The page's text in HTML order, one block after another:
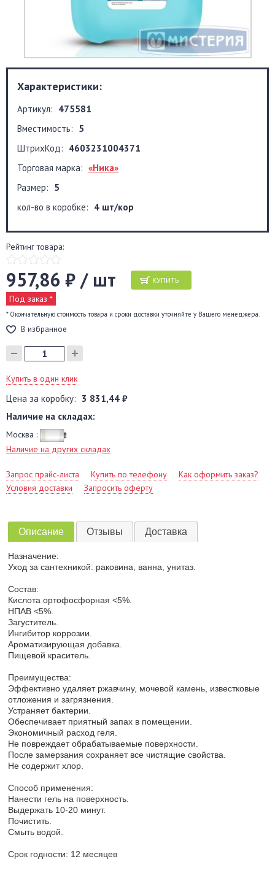
Характеристики:
Артикул: 475581
Вместимость: 5
ШтрихКод: 4603231004371
Торговая марка: «Ника»
Размер: 5
кол-во в коробке: 4 шт/кор
Рейтинг товара:
957,86 ₽ / шт КУПИТЬ
Под заказ *
* Окончательную стоимость товара и сроки доставки уточняйте у Вашего менеджера.
В избранное
Купить в один клик
Цена за коробку: 3 831,44 ₽
Наличие на складах:
Москва :
Наличие на других складах
Запрос прайс-листа Купить по телефону
Как оформить заказ?
Условия доставки
Запросить оферту
Описание Отзывы Доставка
Назначение:
Уход за сантехникой: раковина, ванна, унитаз.
Состав:
Кислота ортофосфорная <5%.
НПАВ <5%.
Загуститель.
Ингибитор коррозии.
Ароматизирующая добавка.
Пищевой краситель.
Преимущества:
Эффективно удаляет ржавчину, мочевой камень, известковые
отложения и загрязнения.
Устраняет бактерии.
Обеспечивает приятный запах в помещении.
Экономичный расход геля.
Не повреждает обрабатываемые поверхности.
После замерзания сохраняет все чистящие свойства.
Не содержит хлор.
Способ применения:
Нанести гель на поверхность.
Выдержать 10-20 минут.
Почистить.
Смыть водой.
Срок годности: 12 месяцев